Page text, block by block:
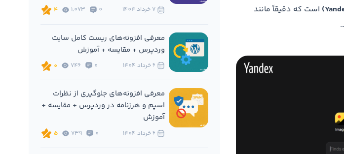
است که دقیقاً مانند
0
1,073
4
معرفی افزونه‌های ریست کامل سایت
وردپرس + مقایسه + آموزش
0
746
0
معرفی افزونه‌های جلوگیری از نظرات
اسپم و هرزنامه در وردپرس + مقایسه +
آموزش
0
739
5